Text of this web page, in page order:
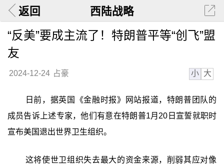
返回 西陆战略
“反美”要成主流了！特朗普平等“创飞”盟
友
2024-12-24 占豪 小 大
日前，据英国《金融时报》网站报道，特朗普团队的
成员告诉上述专家，他们有意在特朗普1月20日宣誓就职时
宣布美国退出世界卫生组织。
这将使世卫组织失去最大的资金来源，削弱其应对像